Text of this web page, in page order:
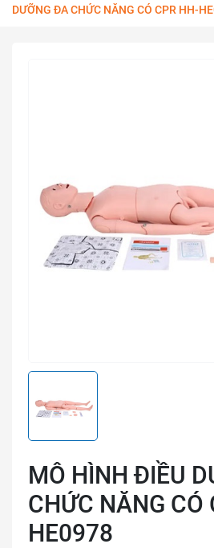
DƯỠNG ĐA CHỨC NĂNG CÓ CPR HH-
MÔ HÌNH ĐIỀU
CHỨC NĂNG CÓ
HE0978